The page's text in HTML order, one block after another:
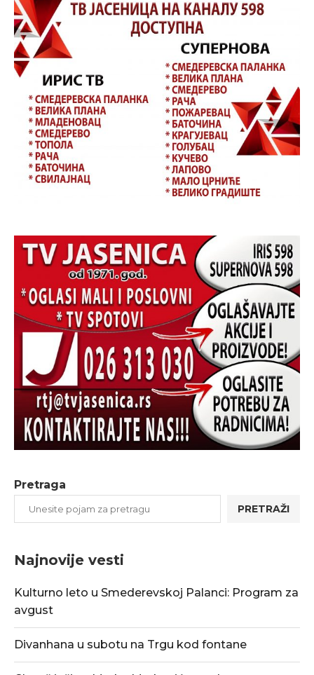
Pretraga
PRETRAŽI
Najnovije vesti
Kulturno leto u Smederevskoj Palanci: Program za
avgust
Divanhana u subotu na Trgu kod fontane